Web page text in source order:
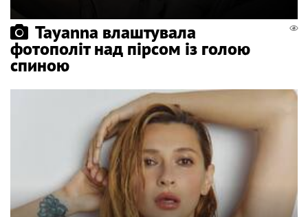
Tayanna влаштувала
фотополіт над пірсом із голою
спиною